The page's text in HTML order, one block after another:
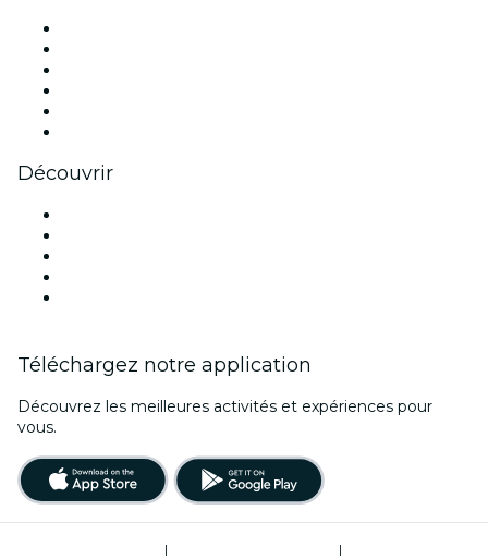
Découvrir
Téléchargez notre application
Découvrez les meilleures activités et expériences pour
vous.
|
|